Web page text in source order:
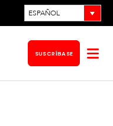
ESPAÑOL
SUSCRÍBASE